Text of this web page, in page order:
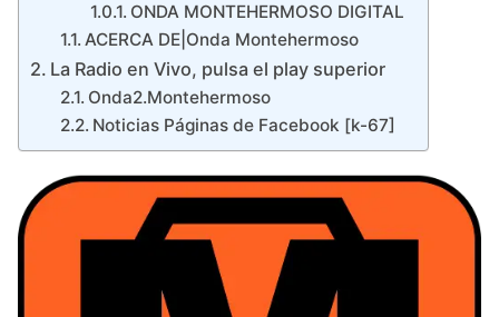
ONDA MONTEHERMOSO DIGITAL
ACERCA DE|Onda Montehermoso
La Radio en Vivo, pulsa el play superior
Onda2.Montehermoso
Noticias Páginas de Facebook [k-67]